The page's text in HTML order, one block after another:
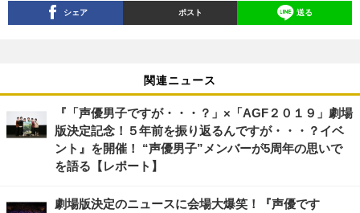
シェア ポスト 送る
関連ニュース
『「声優男子ですが・・・？」×「AGF２０１９」劇場
版決定記念！５年前を振り返るんですが・・・？イベ
ント』を開催！ “声優男子”メンバーが5周年の思いで
を語る【レポート】
劇場版決定のニュースに会場大爆笑！『声優です